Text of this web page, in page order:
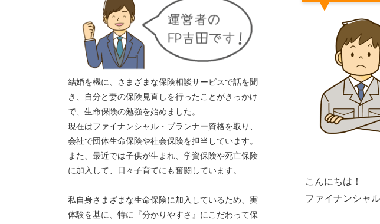
こんにちは！
ファイナンシャ
結婚を機に、さまざまな保険相談サービスで話を聞
き、自分と妻の保険見直しを行ったことがきっかけ
で、生命保険の勉強を始めました。
現在はファイナンシャル・プランナー資格を取り、
会社で団体生命保険や社会保険を担当しています。
また、最近では子供が生まれ、学資保険や死亡保険
に加入して、日々子育てにも奮闘しています。
私自身さまざまな生命保険に加入しているため、実
体験を基に、特に『分かりやすさ』にこだわって保